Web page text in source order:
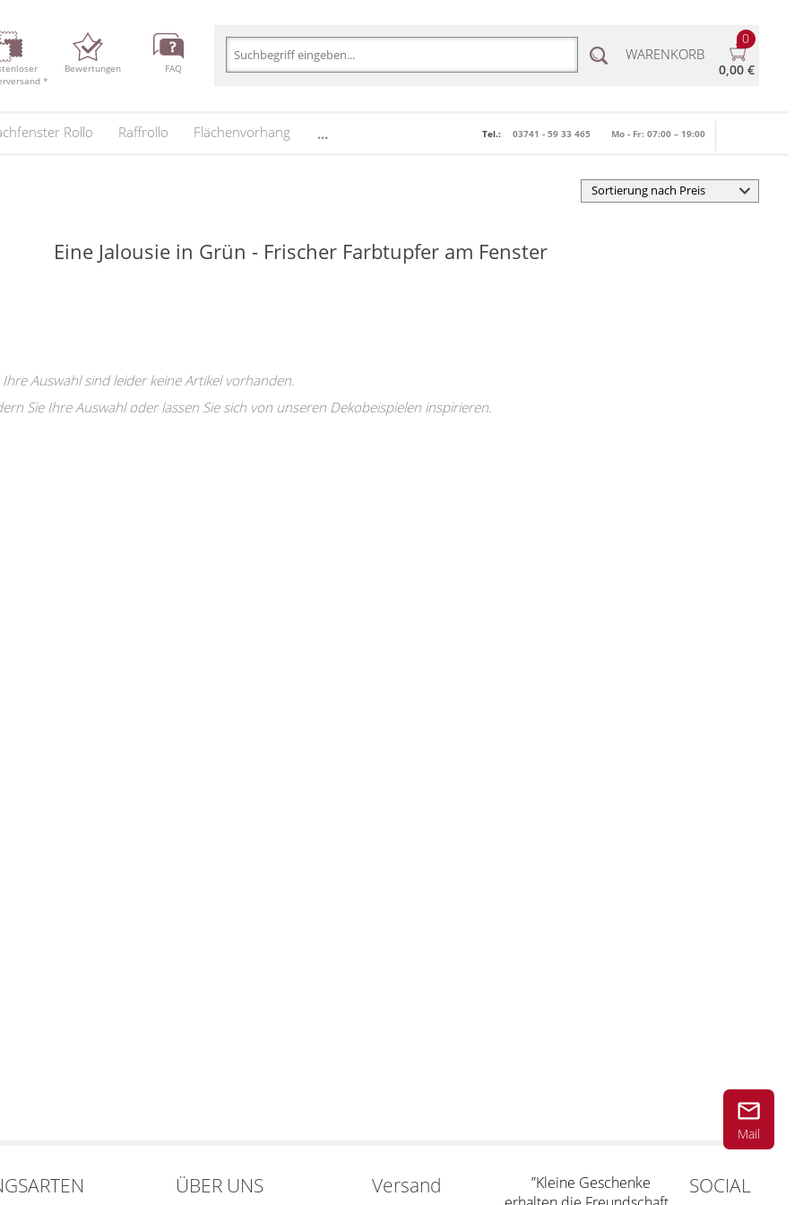
*
Bewertungen FAQ
0
WARENKORB
0,00 €
Rollo Raffrollo Flächenvorhang ... Tel.: 03741 - 59 33 465 Mo - Fr: 07:00 – 19:00
Eine Jalousie in Grün - Frischer Farbtupfer am Fenster
Ihre Auswahl sind leider keine Artikel vorhanden.
Sie Ihre Auswahl oder lassen Sie sich von unseren Dekobeispielen inspirieren.
ÜBER UNS Versand
”Kleine Geschenke
SOCIAL
Mail